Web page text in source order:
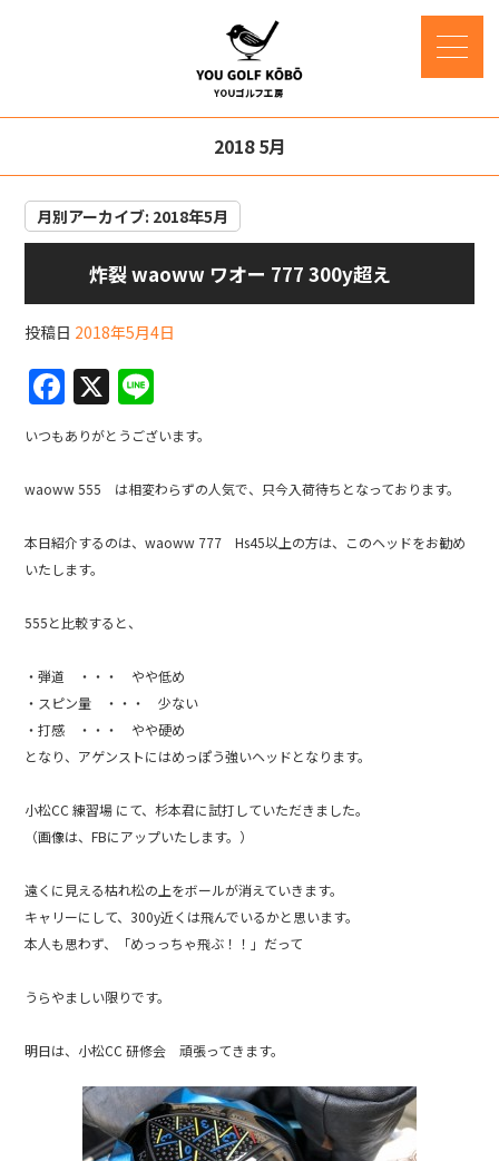
2018 5月
月別アーカイブ: 2018年5月
炸裂 waoww ワオー 777 300y超え
投稿日 2018年5月4日
F
a
c
e
b
o
k
X
n
e
いつもありがとうございます。
waoww 555 は相変わらずの人気で、只今入荷待ちとなっております。
本日紹介するのは、waoww 777 Hs45以上の方は、このヘッドをお勧め
いたします。
555と比較すると、
・弾道 ・・・ やや低め
・スピン量 ・・・ 少ない
・打感 ・・・ やや硬め
となり、アゲンストにはめっぽう強いヘッドとなります。
小松CC 練習場 にて、杉本君に試打していただきました。
（画像は、FBにアップいたします。）
遠くに見える枯れ松の上をボールが消えていきます。
キャリーにして、300y近くは飛んでいるかと思います。
本人も思わず、「めっっちゃ飛ぶ！！」だって
うらやましい限りです。
明日は、小松CC 研修会 頑張ってきます。